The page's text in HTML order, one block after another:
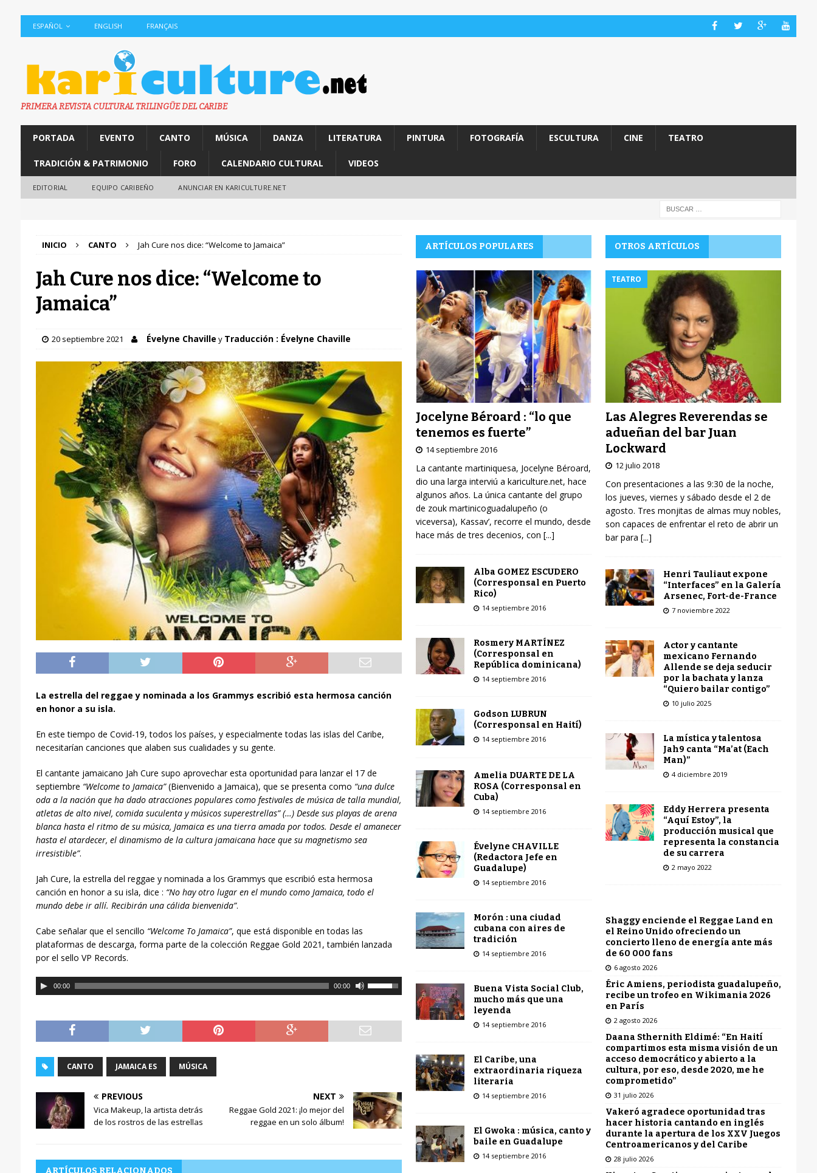
ESPAÑOL ENGLISH FRANÇAIS
PRIMERA REVISTA CULTURAL TRILINGÜE DEL CARIBE
PORTADA EVENTO CANTO MÚSICA DANZA LITERATURA PINTURA FOTOGRAFÍA ESCULTURA CINE TEATRO
TRADICIÓN & PATRIMONIO FORO CALENDARIO CULTURAL VIDEOS
EDITORIAL EQUIPO CARIBEÑO ANUNCIAR EN KARICULTURE.NET
INICIO CANTO Jah Cure nos dice: “Welcome to Jamaica”
Jah Cure nos dice: “Welcome to
Jamaica”
20 septiembre 2021 Évelyne Chaville y Traducción : Évelyne Chaville
La estrella del reggae y nominada a los Grammys escribió esta hermosa canción
en honor a su isla.
En este tiempo de Covid-19, todos los países, y especialmente todas las islas del Caribe,
necesitarían canciones que alaben sus cualidades y su gente.
El cantante jamaicano Jah Cure supo aprovechar esta oportunidad para lanzar el 17 de
septiembre “Welcome to Jamaica”(Bienvenido a Jamaica), que se presenta como “una dulce
oda a la nación que ha dado atracciones populares como festivales de música de talla mundial,
atletas de alto nivel, comida suculenta y músicos superestrellas” (…) Desde sus playas de arena
blanca hasta el ritmo de su música, Jamaica es una tierra amada por todos. Desde el amanecer
hasta el atardecer, el dinamismo de la cultura jamaicana hace que su magnetismo sea
irresistible”.
Jah Cure, la estrella del reggae y nominada a los Grammys que escribió esta hermosa
canción en honor a su isla, dice : “No hay otro lugar en el mundo como Jamaica, todo el
mundo debe ir allí. Recibirán una cálida bienvenida”.
Cabe señalar que el sencillo “Welcome To Jamaica”, que está disponible en todas las
plataformas de descarga, forma parte de la colección Reggae Gold 2021, también lanzada
por el sello VP Records.
R
e
r
c
t
d
a
00:00 00:00
U
t
l
i
a
s
t
e
CANTO JAMAICA ES MÚSICA
PREVIOUS
Vica Makeup, la artista detrás
de los rostros de las estrellas
NEXT
Reggae Gold 2021: ¡lo mejor del
reggae en un solo álbum!
ARTÍCULOS RELACIONADOS
ARTÍCULOS POPULARES
Jocelyne Béroard : “lo que
tenemos es fuerte”
14 septiembre 2016
La cantante martiniquesa, Jocelyne Béroard,
dio una larga interviú a kariculture.net, hace
algunos años. La única cantante del grupo
de zouk martinicoguadalupeño (o
viceversa), Kassav’, recorre el mundo, desde
hace más de tres decenios, con [...]
Alba GOMEZ ESCUDERO
(Corresponsal en Puerto
Rico)
14 septiembre 2016
Rosmery MARTÍNEZ
(Corresponsal en
República dominicana)
14 septiembre 2016
Godson LUBRUN
(Corresponsal en Haití)
14 septiembre 2016
Amelia DUARTE DE LA
ROSA (Corresponsal en
Cuba)
14 septiembre 2016
Évelyne CHAVILLE
(Redactora Jefe en
Guadalupe)
14 septiembre 2016
Morón : una ciudad
cubana con aires de
tradición
14 septiembre 2016
Buena Vista Social Club,
mucho más que una
leyenda
14 septiembre 2016
El Caribe, una
extraordinaria riqueza
literaria
14 septiembre 2016
El Gwoka : música, canto y
baile en Guadalupe
14 septiembre 2016
OTROS ARTÍCULOS
TEATRO
Las Alegres Reverendas se
adueñan del bar Juan
Lockward
12 julio 2018
Con presentaciones a las 9:30 de la noche,
los jueves, viernes y sábado desde el 2 de
agosto. Tres monjitas de almas muy nobles,
son capaces de enfrentar el reto de abrir un
bar para [...]
Henri Tauliaut expone
“Interfaces” en la Galería
Arsenec, Fort-de-France
7 noviembre 2022
Actor y cantante
mexicano Fernando
Allende se deja seducir
por la bachata y lanza
“Quiero bailar contigo”
10 julio 2025
La mística y talentosa
Jah9 canta “Ma’at (Each
Man)”
4 diciembre 2019
Eddy Herrera presenta
“Aquí Estoy”, la
producción musical que
representa la constancia
de su carrera
2 mayo 2022
Shaggy enciende el Reggae Land en
el Reino Unido ofreciendo un
concierto lleno de energía ante más
de 60 000 fans
6 agosto 2026
Éric Amiens, periodista guadalupeño,
recibe un trofeo en Wikimania 2026
en París
2 agosto 2026
Daana Sthernith Eldimé: “En Haití
compartimos esta misma visión de un
acceso democrático y abierto a la
cultura, por eso, desde 2020, me he
comprometido”
31 julio 2026
Vakeró agradece oportunidad tras
hacer historia cantando en inglés
durante la apertura de los XXV Juegos
Centroamericanos y del Caribe
28 julio 2026